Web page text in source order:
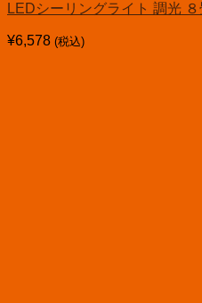
LEDシーリングライト 調光
¥6,578 (税込)